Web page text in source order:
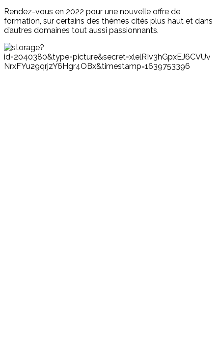
Rendez-vous en 2022 pour une nouvelle offre de
formation, sur certains des thèmes cités plus haut et dans
d’autres domaines tout aussi passionnants.